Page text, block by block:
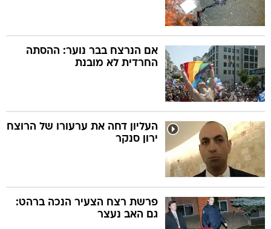
אם הנרצח בבר נוער: ההסתה
החרדית לא מובנת
העליון דחה את ערעורו של הרוצח
ירון סנקר
פרשת רצח הצעיר הנכה ברהט:
גם האב נעצר